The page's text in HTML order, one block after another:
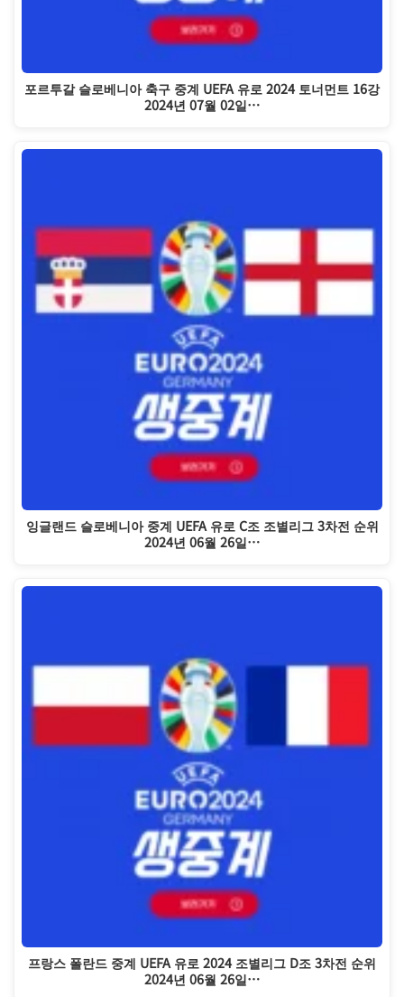
포르투갈 슬로베니아 축구 중계 UEFA 유로 2024 토너먼트 16강
2024년 07월 02일…
잉글랜드 슬로베니아 중계 UEFA 유로 C조 조별리그 3차전 순위
2024년 06월 26일…
프랑스 폴란드 중계 UEFA 유로 2024 조별리그 D조 3차전 순위
2024년 06월 26일…